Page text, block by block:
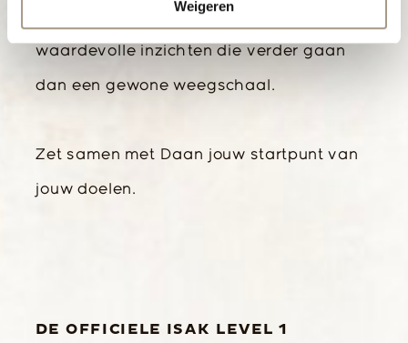
Weigeren
huidplooimeting. Deze meting biedt
waardevolle inzichten die verder gaan
dan een gewone weegschaal.
Zet samen met Daan jouw startpunt van
jouw doelen.
DE OFFICIELE ISAK LEVEL 1